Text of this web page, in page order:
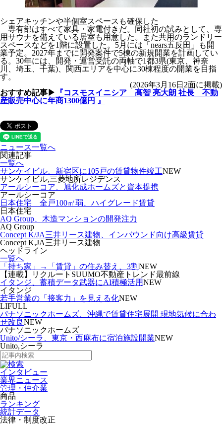
シェアキッチンや半個室スペースも確保した
専有部はすべて家具・家電付きだ。同社初の試みとして、専
用サウナを備えている居室も用意した。また共用のランドリー
スペースなどを1階に設置した。5月には「nears五反田」も開
業予定。2027年までに開発案件で5棟の新規開業を計画してい
る。30年には、開発・運営受託の両軸で1都3県(東京、神奈
川、埼玉、千葉)、関西エリアを中心に30棟程度の開業を目指
す。
(2026年3月16日2面に掲載)
おすすめ記事▶
『コスモスイニシア 髙智 亮大朗 社長 不動
産販売中心に年商1300億円 』
ニュース一覧へ
関連記事
一覧へ
サンケイビル、新宿区に105戸の賃貸物件竣工NEW
サンケイビル,三菱地所レジデンス
アールシーコア、旭化成ホームズと資本提携
アールシーコア
日本住宅 全戸100㎡弱、ハイグレード賃貸
日本住宅
AQ Group、木造マンションの開発注力
AQ Group
Concept K/JA三井リース建物、インバウンド向け高級賃貸
Concept K,JA三井リース建物
ヘッドライン
一覧へ
「持ち家」→「賃貸」の住み替え、3割NEW
【連載】リクルートSUUMO不動産トレンド最前線
イタンジ、蓄積データ武器にAI積極活用NEW
イタンジ
若手営業の「接客力」を見える化NEW
LIFULL
パナソニックホームズ、沖縄で賃貸住宅展開 現地気候に合わ
せ改良NEW
パナソニックホームズ
Unito/シーラ、東京・西麻布に宿泊施設開業NEW
Unito,シーラ
インタビュー
業界ニュース
管理・仲介業
商品
ランキング
統計データ
法律・制度改正